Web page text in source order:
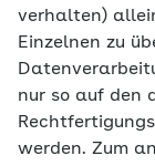
verhalten)
Einzelnen zu
nur so auf den
werden. Zum